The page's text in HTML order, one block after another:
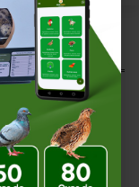
Completo para